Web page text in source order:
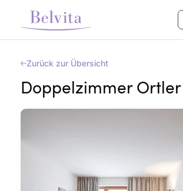
Zurück zur Übersicht
Doppelzimmer Ortler